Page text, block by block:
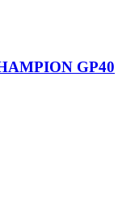
GP40